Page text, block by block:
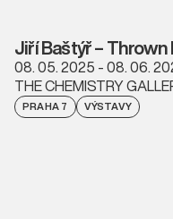
Jiří Baštýř –
08. 05. 2025 - 08. 06.
THE CHEMISTRY
PRAHA 7 VÝSTAVY